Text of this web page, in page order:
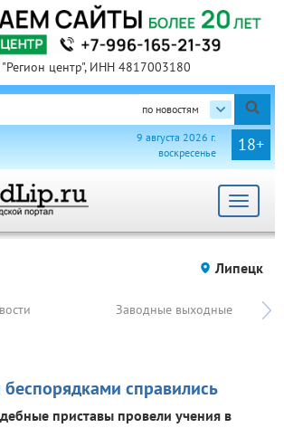
центр", ИНН 4817003180
по новостям
18+
9 августа 2026 г.
воскресенье
Toggle
Липецк
Заводные выходные
справились
приставы провели учения в